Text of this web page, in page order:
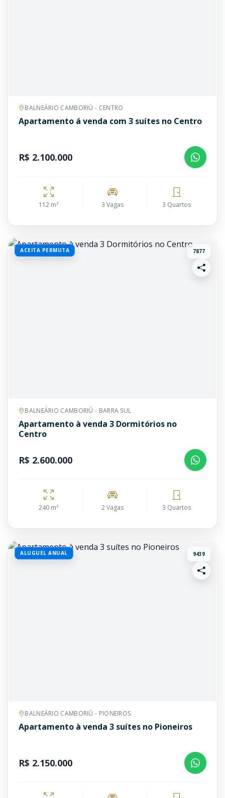
BALNEÁRIO CAMBORIÚ - CENTRO
Apartamento á venda com 3 suítes no Centro
R$ 2.100.000
112 m² 3 Vagas 3 Quartos
ACEITA PERMUTA 7877
BALNEÁRIO CAMBORIÚ - BARRA SUL
Apartamento à venda 3 Dormitórios no
Centro
R$ 2.600.000
240 m² 2 Vagas 3 Quartos
ALUGUEL ANUAL 9439
BALNEÁRIO CAMBORIÚ - PIONEIROS
Apartamento à venda 3 suítes no Pioneiros
R$ 2.150.000